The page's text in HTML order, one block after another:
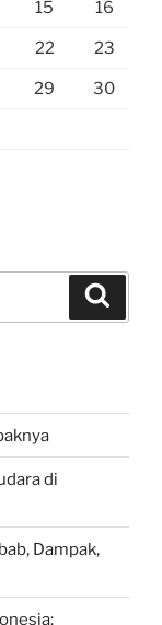
15 16
22 23
29 30
di
Dampak,